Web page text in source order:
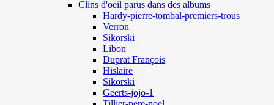
Clins d'oeil parus dans des albums
Hardy-pierre-tombal-premiers-trous
Verron
Sikorski
Libon
Duprat François
Hislaire
Sikorski
Geerts-jojo-1